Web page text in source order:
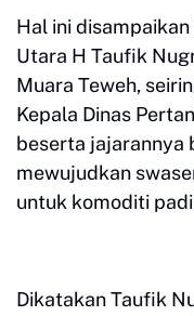
Hal ini disampaikan
Utara H Taufik
Muara Teweh,
Kepala Dinas
beserta jajarannya
mewujudkan
untuk komoditi
Dikatakan Taufik